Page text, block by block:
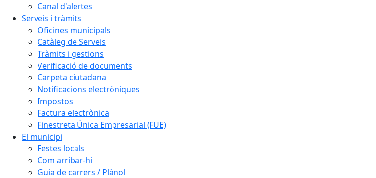
Canal d'alertes
Serveis i tràmits
Oficines municipals
Catàleg de Serveis
Tràmits i gestions
Verificació de documents
Carpeta ciutadana
Notificacions electròniques
Impostos
Factura electrònica
Finestreta Única Empresarial (FUE)
El municipi
Festes locals
Com arribar-hi
Guia de carrers / Plànol